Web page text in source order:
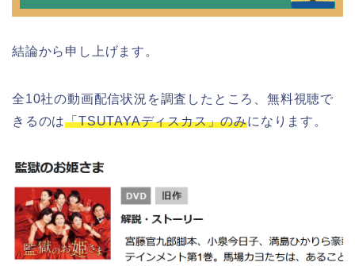
結論から申し上げます。
全10社の動画配信状況を調査したところ、無料視聴で
きるのは「TSUTAYAディスカス」のみになります。